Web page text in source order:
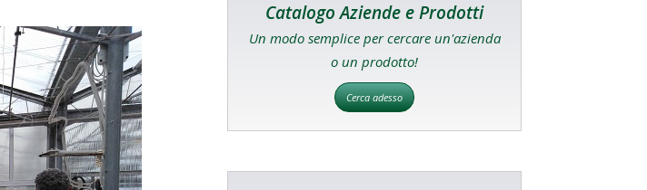
Catalogo Aziende e Prodotti
Un modo semplice per cercare un'azienda
o un prodotto!
Cerca adesso